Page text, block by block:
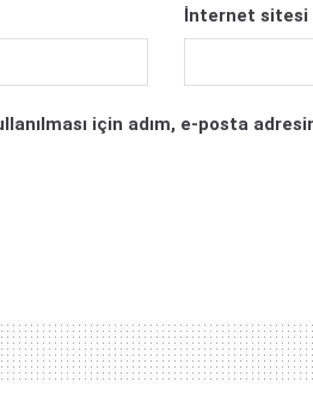
İnternet sitesi
için adım, e-posta